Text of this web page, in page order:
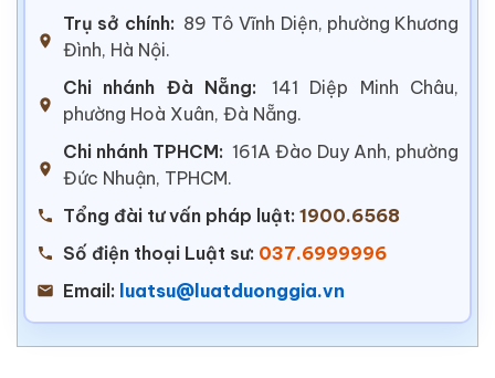
Trụ sở chính: 89 Tô Vĩnh Diện, phường Khương
Đình, Hà Nội.
Chi nhánh Đà Nẵng:
141 Diệp Minh Châu,
phường Hoà Xuân, Đà Nẵng.
Chi nhánh TPHCM: 161A Đào Duy Anh, phường
Đức Nhuận, TPHCM.
Tổng đài tư vấn pháp luật: 1900.6568
Số điện thoại Luật sư: 037.6999996
Email: luatsu@luatduonggia.vn